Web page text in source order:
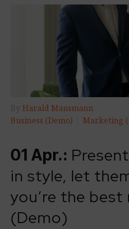
Harald Mansmann
Business (Demo)
Marketing
01 Apr.:
in style, let
you’re the
(Demo)